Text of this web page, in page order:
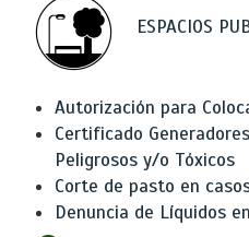
ESPACIOS
Autorización para
Certificado
Peligrosos y/o Tóxicos
Corte de pasto en
Denuncia de Líquidos